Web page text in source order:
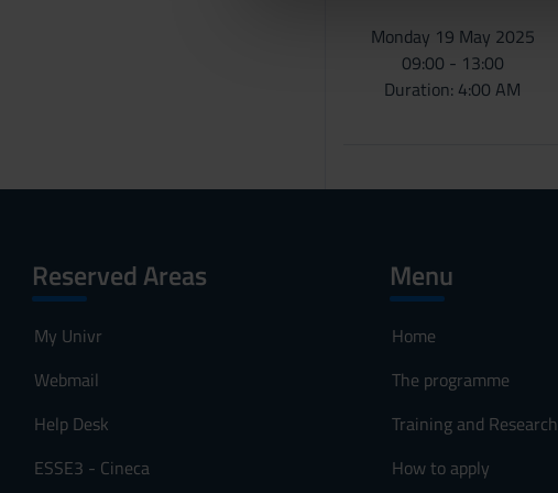
Monday 19 May 2025
09:00 - 13:00
Duration: 4:00 AM
Reserved Areas
My Univr
Webmail
Help Desk
ESSE3 - Cineca
Menu
Home
The programme
Training and Research
How to apply